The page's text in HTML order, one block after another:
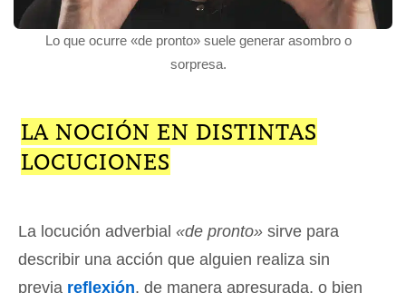
Lo que ocurre «de pronto» suele generar asombro o
sorpresa.
LA NOCIÓN EN DISTINTAS
LOCUCIONES
La locución adverbial «de pronto» sirve para
describir una acción que alguien realiza sin
previa reflexión, de manera apresurada, o bien